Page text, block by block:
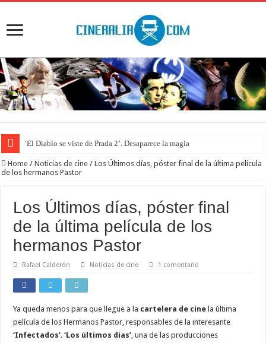
‘El Diablo se viste de Prada 2’. Desaparece la magia
Home / Noticias de cine / Los Últimos días, póster final de la última película
de los hermanos Pastor
Los Últimos días, póster final
de la última película de los
hermanos Pastor
Rafael Calderón Noticias de cine 1 comentario
Ya queda menos para que llegue a la cartelera de cine la última
película de los Hermanos Pastor, responsables de la interesante
‘Infectados’.‘Los últimos días’, una de las producciones